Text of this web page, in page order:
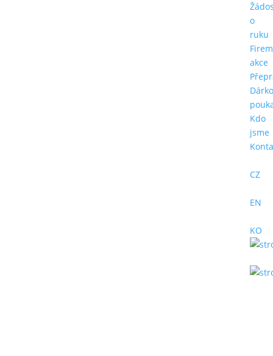
o
ruku
akce
Kdo
jsme
CZ
EN
KO